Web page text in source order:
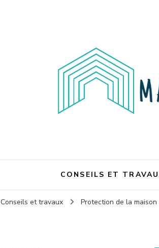
CONSEILS ET
Conseils et travaux Protection de la maison